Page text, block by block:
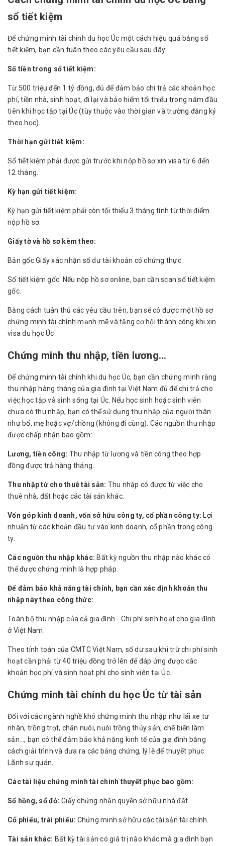
sổ tiết kiệm
Để chứng minh tài chính du học Úc một cách hiệu quả bằng sổ
tiết kiệm, bạn cần tuân theo các yêu cầu sau đây:
Số tiền trong sổ tiết kiệm:
Từ 500 triệu đến 1 tỷ đồng, đủ để đảm bảo chi trả các khoản học
phí, tiền nhà, sinh hoạt, đi lại và bảo hiểm tối thiểu trong năm đầu
tiên khi học tập tại Úc (tùy thuộc vào thời gian và trường đăng ký
theo học).
Thời hạn gửi tiết kiệm:
Sổ tiết kiệm phải được gửi trước khi nộp hồ sơ xin visa từ 6 đến
12 tháng.
Kỳ hạn gửi tiết kiệm:
Kỳ hạn gửi tiết kiệm phải còn tối thiểu 3 tháng tính từ thời điểm
nộp hồ sơ.
Giấy tờ và hồ sơ kèm theo:
Bản gốc Giấy xác nhận số dư tài khoản có chứng thực.
Sổ tiết kiệm gốc. Nếu nộp hồ sơ online, bạn cần scan sổ tiết kiệm
gốc.
Bằng cách tuân thủ các yêu cầu trên, bạn sẽ có được một hồ sơ
chứng minh tài chính mạnh mẽ và tăng cơ hội thành công khi xin
visa du học Úc.
Chứng minh thu nhập, tiền lương…
Để chứng minh tài chính khi du học Úc, bạn cần chứng minh rằng
thu nhập hàng tháng của gia đình tại Việt Nam đủ để chi trả cho
việc học tập và sinh sống tại Úc. Nếu học sinh hoặc sinh viên
chưa có thu nhập, bạn có thể sử dụng thu nhập của người thân
như bố, mẹ hoặc vợ/chồng (không đi cùng). Các nguồn thu nhập
được chấp nhận bao gồm:
Lương, tiền công: Thu nhập từ lương và tiền công theo hợp
đồng được trả hàng tháng.
Thu nhập từ cho thuê tài sản: Thu nhập có được từ việc cho
thuê nhà, đất hoặc các tài sản khác.
Vốn góp kinh doanh, vốn sở hữu công ty, cổ phần công ty: Lợi
nhuận từ các khoản đầu tư vào kinh doanh, cổ phần trong công
ty.
Các nguồn thu nhập khác: Bất kỳ nguồn thu nhập nào khác có
thể được chứng minh là hợp pháp.
Để đảm bảo khả năng tài chính, bạn cần xác định khoản thu
nhập này theo công thức:
Toàn bộ thu nhập của cả gia đình - Chi phí sinh hoạt cho gia đình
ở Việt Nam.
Theo tính toán của CMTC Việt Nam, số dư sau khi trừ chi phí sinh
hoạt cần phải từ 40 triệu đồng trở lên để đáp ứng được các
khoản học phí và sinh hoạt phí cho sinh viên tại Úc.
Chứng minh tài chính du học Úc từ tài sản
Đối với các ngành nghề khó chứng minh thu nhập như lái xe tư
nhân, trồng trọt, chăn nuôi, nuôi trồng thủy sản, chế biến lâm
sản…, bạn có thể đảm bảo khả năng kinh tế của gia đình bằng
cách giải trình và đưa ra các bằng chứng, lý lẽ để thuyết phục
Lãnh sự quán.
Các tài liệu chứng minh tài chính thuyết phục bao gồm:
Sổ hồng, sổ đỏ: Giấy chứng nhận quyền sở hữu nhà đất.
Cổ phiếu, trái phiếu: Chứng minh sở hữu các tài sản tài chính.
Tài sản khác: Bất kỳ tài sản có giá trị nào khác mà gia đình bạn